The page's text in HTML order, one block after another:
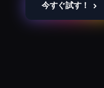
今すぐ試す！